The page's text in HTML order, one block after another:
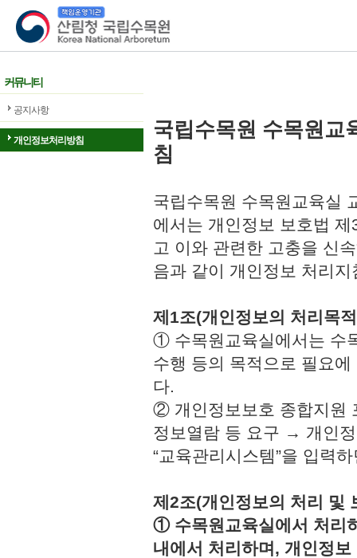
산림청 국립수목원
커뮤니티
공지사항
개인정보처리방침
국립수목원 수목원교
침
국립수목원 수목원교육실
에서는 개인정보 보호법
고 이와 관련한 고충을 신
음과 같이 개인정보 처리
제1조(개인정보의 처리목
① 수목원교육실에서는 수
수행 등의 목적으로 필요
다.
② 개인정보보호 종합지원
정보열람 등 요구 → 개인
“교육관리시스템”을 입력
제2조(개인정보의 처리 및
① 수목원교육실에서 처리
내에서 처리하며, 개인정